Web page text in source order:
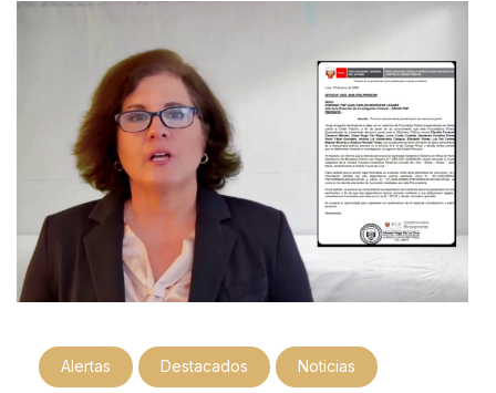
Alertas Destacados Noticias